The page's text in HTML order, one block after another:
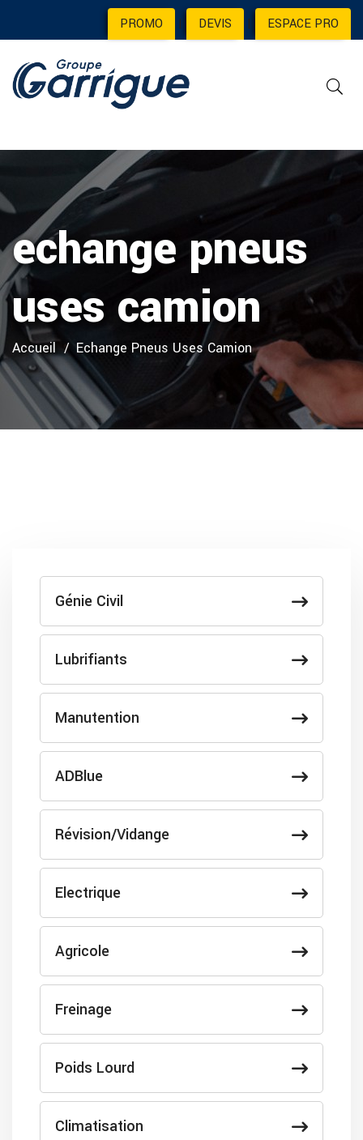
PROMO | DEVIS | ESPACE PRO
echange pneus
uses camion
Accueil Echange Pneus Uses Camion
Génie Civil
Lubrifiants
Manutention
ADBlue
Révision/Vidange
Electrique
Agricole
Freinage
Poids Lourd
Climatisation